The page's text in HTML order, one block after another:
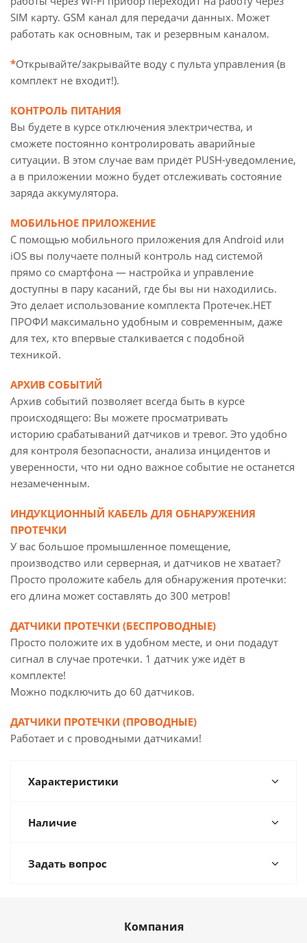
SIM карту. GSM канал для передачи данных. Может
работать как основным, так и резервным каналом.
*Открывайте/закрывайте воду с пульта управления (в
комплект не входит!).
КОНТРОЛЬ ПИТАНИЯ
Вы будете в курсе отключения электричества, и
сможете постоянно контролировать аварийные
ситуации. В этом случае вам придёт PUSH-уведомление,
а в приложении можно будет отслеживать состояние
заряда аккумулятора.
МОБИЛЬНОЕ ПРИЛОЖЕНИЕ
С помощью мобильного приложения для Android или
iOS вы получаете полный контроль над системой
прямо со смартфона — настройка и управление
доступны в пару касаний, где бы вы ни находились.
Это делает использование комплекта Протечек.НЕТ
ПРОФИ максимально удобным и современным, даже
для тех, кто впервые сталкивается с подобной
техникой.
АРХИВ СОБЫТИЙ
Архив событий позволяет всегда быть в курсе
происходящего: Вы можете просматривать
историю срабатываний датчиков и тревог. Это удобно
для контроля безопасности, анализа инцидентов и
уверенности, что ни одно важное событие не останется
незамеченным.
ИНДУКЦИОННЫЙ КАБЕЛЬ ДЛЯ ОБНАРУЖЕНИЯ
ПРОТЕЧКИ
У вас большое промышленное помещение,
производство или серверная, и датчиков не хватает?
Просто проложите кабель для обнаружения протечки:
его длина может составлять до 300 метров!
ДАТЧИКИ ПРОТЕЧКИ (БЕСПРОВОДНЫЕ)
Просто положите их в удобном месте, и они подадут
сигнал в случае протечки. 1 датчик уже идёт в
комплекте!
Можно подключить до 60 датчиков.
ДАТЧИКИ ПРОТЕЧКИ (ПРОВОДНЫЕ)
Работает и с проводными датчиками!
Характеристики
Наличие
Задать вопрос
Компания